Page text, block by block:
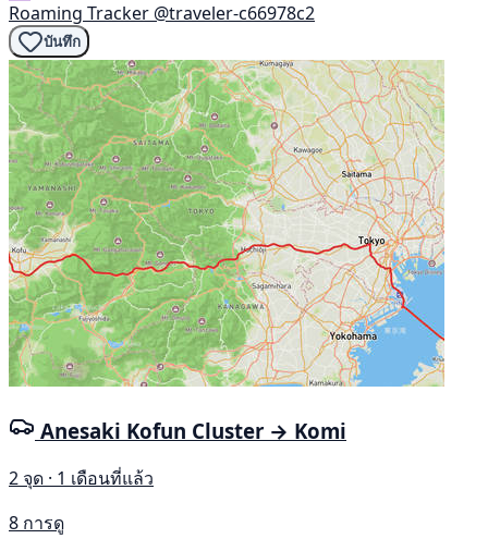
Roaming Tracker @traveler-c66978c2
บันทึก
Anesaki Kofun Cluster → Komi
2 จุด · 1 เดือนที่แล้ว
8 การดู